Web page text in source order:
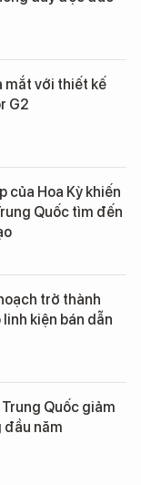
mắt với thiết kế
G2
của Hoa Kỳ khiến
Quốc tìm đến
trở thành
kiện bán dẫn
Quốc giảm
đầu năm